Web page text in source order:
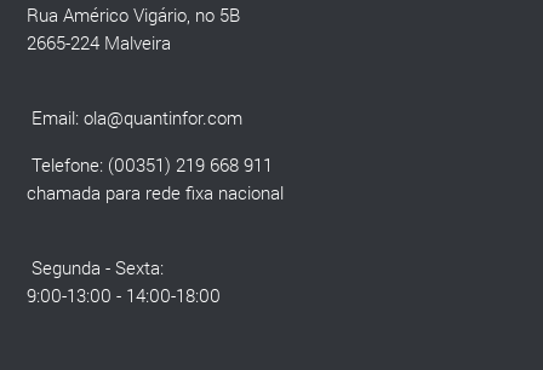
Rua Américo Vigário, no 5B
2665-224 Malveira
Email:ola@quantinfor.com
Telefone: (00351) 219 668 911
chamada para rede fixa nacional
Segunda - Sexta:
9:00-13:00 - 14:00-18:00